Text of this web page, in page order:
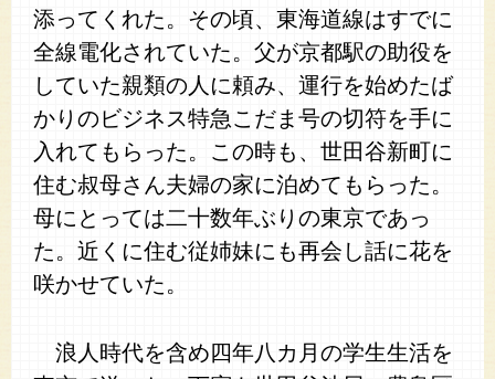
添ってくれた。その頃、東海道線はすでに
全線電化されていた。父が京都駅の助役を
していた親類の人に頼み、運行を始めたば
かりのビジネス特急こだま号の切符を手に
入れてもらった。この時も、世田谷新町に
住む叔母さん夫婦の家に泊めてもらった。
母にとっては二十数年ぶりの東京であっ
た。近くに住む従姉妹にも再会し話に花を
咲かせていた。
浪人時代を含め四年八カ月の学生生活を